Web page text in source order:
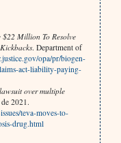
$22 Million To Resolve
. Department of
opa/pr/biogen-
act-liability-paying-
over multiple
2021.
teva-moves-to-
drug.html